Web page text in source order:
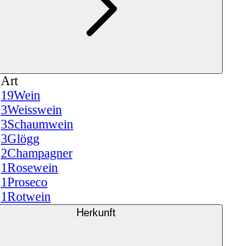
Art
19Wein
3Weisswein
3Schaumwein
3Glögg
2Champagner
1Rosewein
1Proseco
1Rotwein
Herkunft